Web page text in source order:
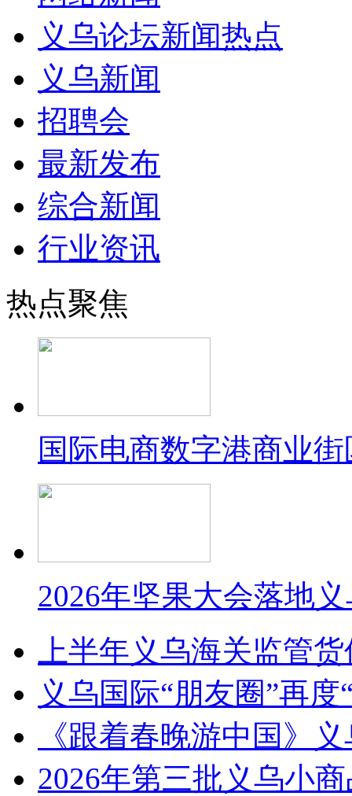
义乌论坛新闻热点
义乌新闻
招聘会
最新发布
综合新闻
行业资讯
热点聚焦
国际电商数字港商业
2026年坚果大会落地
上半年义乌海关监管
义乌国际“朋友圈”再度
《跟着春晚游中国》
2026年第三批义乌小